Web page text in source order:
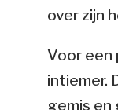
over zijn
Voor
intiemer.
gemis en